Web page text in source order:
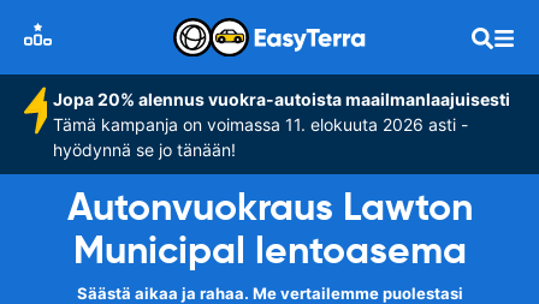
Jopa 20% alennus vuokra-autoista maailmanlaajuisesti
Tämä kampanja on voimassa 11. elokuuta 2026 asti -
hyödynnä se jo tänään!
Autonvuokraus Lawton
Municipal lentoasema
Säästä aikaa ja rahaa. Me vertailemme puolestasi